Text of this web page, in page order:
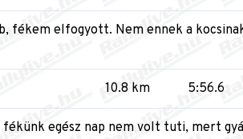
fékem elfogyott. Nem ennek a
10.8 km 5:56.6
fékünk egész nap nem volt tuti, mert